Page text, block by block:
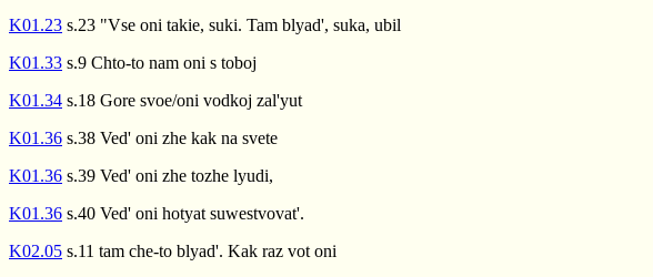
K01.23 s.23 "Vse oni takie, suki. Tam blyad', suka, ubil
K01.33 s.9 Chto-to nam oni s toboj
K01.34 s.18 Gore svoe/oni vodkoj zal'yut
K01.36 s.38 Ved' oni zhe kak na svete
K01.36 s.39 Ved' oni zhe tozhe lyudi,
K01.36 s.40 Ved' oni hotyat suwestvovat'.
K02.05 s.11 tam che-to blyad'. Kak raz vot oni